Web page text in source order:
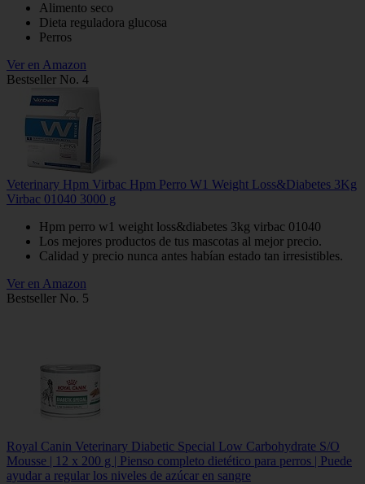
Alimento seco
Dieta reguladora glucosa
Perros
Ver en Amazon
Bestseller No. 4
Veterinary Hpm Virbac Hpm Perro W1 Weight Loss&Diabetes 3Kg
Virbac 01040 3000 g
Hpm perro w1 weight loss&diabetes 3kg virbac 01040
Los mejores productos de tus mascotas al mejor precio.
Calidad y precio nunca antes habían estado tan irresistibles.
Ver en Amazon
Bestseller No. 5
Royal Canin Veterinary Diabetic Special Low Carbohydrate S/O
Mousse | 12 x 200 g | Pienso completo dietético para perros | Puede
ayudar a regular los niveles de azúcar en sangre